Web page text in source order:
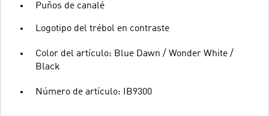
Puños de canalé
Logotipo del trébol en contraste
Color del artículo: Blue Dawn / Wonder White /
Black
Número de artículo: IB9300